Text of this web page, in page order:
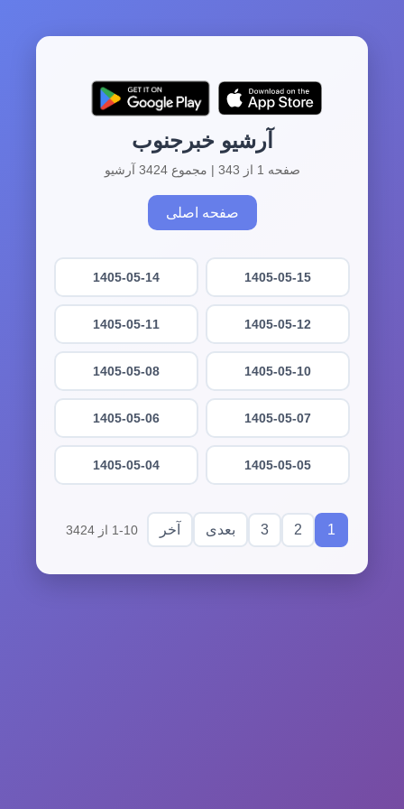
آرشیو خبرجنوب
صفحه 1 از 343 | مجموع 3424 آرشیو
صفحه اصلی
1405-05-15
1405-05-14
1405-05-12
1405-05-11
1405-05-10
1405-05-08
1405-05-07
1405-05-06
1405-05-05
1405-05-04
1
2
3 بعدی آخر 1-10 از 3424